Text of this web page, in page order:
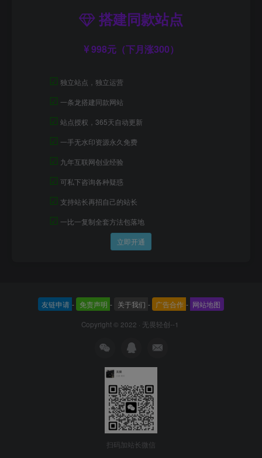
搭建同款站点
998元（下月涨300）
☑ 独立站点，独立运营
☑ 一条龙搭建同款网站
☑ 站点授权，365天自动更新
☑ 一手无水印资源永久免费
☑ 九年互联网创业经验
☑ 可私下咨询各种疑惑
☑ 支持站长再招自己的站长
☑ 一比一复制全套方法包落地
立即开通
友链申请 - 免责声明 - 关于我们 - 广告合作 - 网站地图
Copyright © 2022 · 无畏轻创--1
扫码加站长微信